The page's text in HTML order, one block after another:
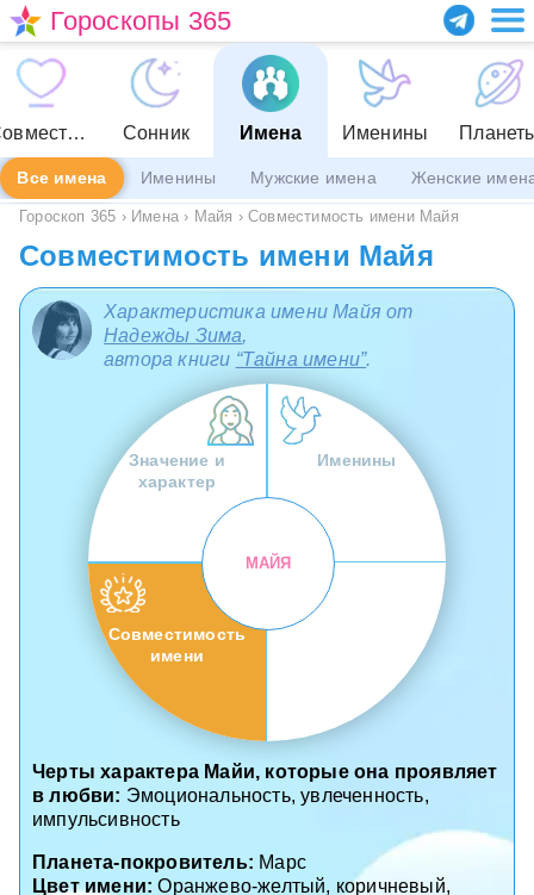
Гороскопы 365
Совместимость Сонник Имена Именины
Все имена Именины Мужские имена Женские
Гороскоп 365 › Имена › Майя › Совместимость имени Майя
Совместимость имени Майя
Характеристика имени Майя от
Надежды Зима,
автора книги “Тайна имени”.
Значение и
характер
Именины
Совместимость
имени
МАЙЯ
Черты характера Майи, которые она проявляет
в любви: Эмоциональность, увлеченность,
импульсивность
Планета-покровитель: Марс
Цвет имени: Оранжево-желтый, коричневый,